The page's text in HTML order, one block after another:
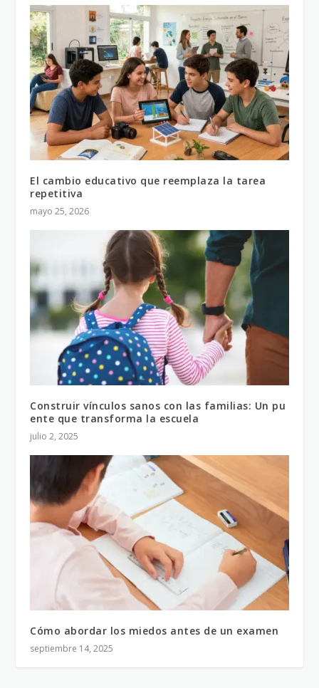
El cambio educativo que reemplaza la tarea
repetitiva
mayo 25, 2026
Construir vínculos sanos con las familias: Un pu
ente que transforma la escuela
julio 2, 2025
Cómo abordar los miedos antes de un examen
septiembre 14, 2025